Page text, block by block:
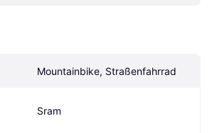
Mountainbike, Straßenfahrrad
Sram